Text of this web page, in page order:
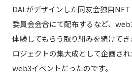
DALがデザインした同友会独自
委員会会合にて配布するなど、
体験してもらう取り組みを続けて
ロジェクトの集大成として企画さ
web3イベントだったのです。